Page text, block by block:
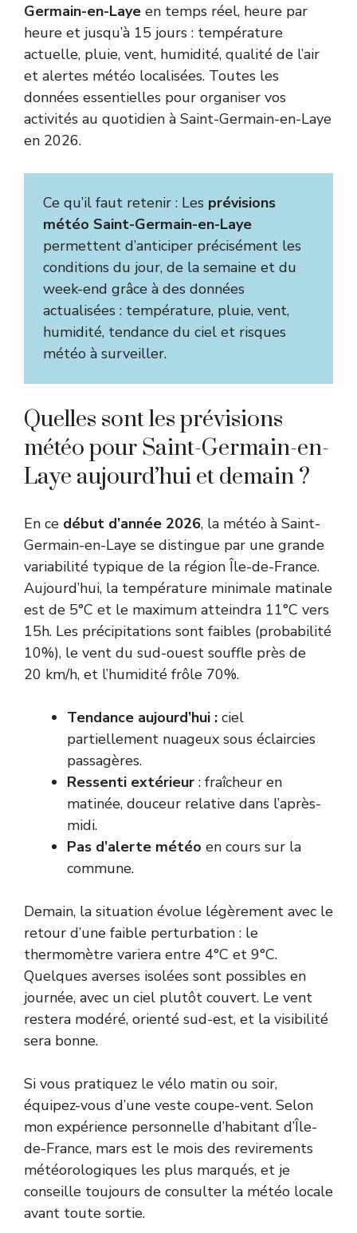
Germain-en-Laye en temps réel, heure par
heure et jusqu’à 15 jours : température
actuelle, pluie, vent, humidité, qualité de l’air
et alertes météo localisées. Toutes les
données essentielles pour organiser vos
activités au quotidien à Saint-Germain-en-Laye
en 2026.
Ce qu’il faut retenir : Les prévisions
météo Saint-Germain-en-Laye
permettent d’anticiper précisément les
conditions du jour, de la semaine et du
week-end grâce à des données
actualisées : température, pluie, vent,
humidité, tendance du ciel et risques
météo à surveiller.
Quelles sont les prévisions
météo pour Saint-Germain-en-
Laye aujourd’hui et demain ?
En ce début d’année 2026, la météo à Saint-
Germain-en-Laye se distingue par une grande
variabilité typique de la région Île-de-France.
Aujourd’hui, la température minimale matinale
est de 5°C et le maximum atteindra 11°C vers
15h. Les précipitations sont faibles (probabilité
10%), le vent du sud-ouest souffle près de
20 km/h, et l’humidité frôle 70%.
Tendance aujourd’hui : ciel
partiellement nuageux sous éclaircies
passagères.
Ressenti extérieur : fraîcheur en
matinée, douceur relative dans l’après-
midi.
Pas d’alerte météo en cours sur la
commune.
Demain, la situation évolue légèrement avec le
retour d’une faible perturbation : le
thermomètre variera entre 4°C et 9°C.
Quelques averses isolées sont possibles en
journée, avec un ciel plutôt couvert. Le vent
restera modéré, orienté sud-est, et la visibilité
sera bonne.
Si vous pratiquez le vélo matin ou soir,
équipez-vous d’une veste coupe-vent. Selon
mon expérience personnelle d’habitant d’Île-
de-France, mars est le mois des revirements
météorologiques les plus marqués, et je
conseille toujours de consulter la météo locale
avant toute sortie.